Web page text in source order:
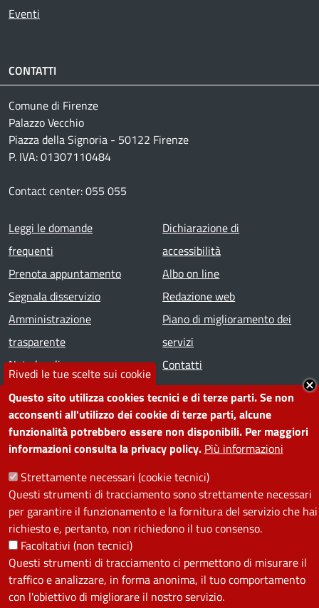
Rivedi le tue scelte sui cookie
Questo sito utilizza cookies tecnici e di terze parti. Se non
acconsenti all'utilizzo dei cookie di terze parti, alcune
funzionalità potrebbero essere non disponibili. Per maggiori
informazioni consulta la privacy policy. Più informazioni
Strettamente necessari (cookie tecnici)
Questi strumenti di tracciamento sono strettamente necessari
per garantire il funzionamento e la fornitura del servizio che hai
richiesto e, pertanto, non richiedono il tuo consenso.
Facoltativi (non tecnici)
Questi strumenti di tracciamento ci permettono di misurare il
traffico e analizzare, in forma anonima, il tuo comportamento
con l'obiettivo di migliorare il nostro servizio.
Eventi
CONTATTI
Comune di Firenze
Palazzo Vecchio
Piazza della Signoria - 50122 Firenze
P. IVA: 01307110484
Contact center: 055 055
Footer menu
Leggi le domande
frequenti
Prenota appuntamento
Segnala disservizio
Amministrazione
trasparente
Note legali
Dichiarazione di
accessibilità
Albo on line
Redazione web
Piano di miglioramento dei
servizi
Contatti
SEGUICI SU
Facebook
Instagram
YouTube
Telegram
WhatsApp
TwitterLinkedin
PRIVACY
Useful links section
La Privacy nel Comune
PRIVACY